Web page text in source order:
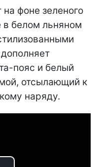
фоне зеленого
в белом льняном
пояс и белый
отсылающий к
наряду.